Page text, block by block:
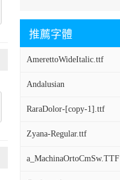
推薦字體
AmerettoWideItalic.ttf
Andalusian
RaraDolor-[copy-1].ttf
Zyana-Regular.ttf
a_MachinaOrtoCmSw.TTF